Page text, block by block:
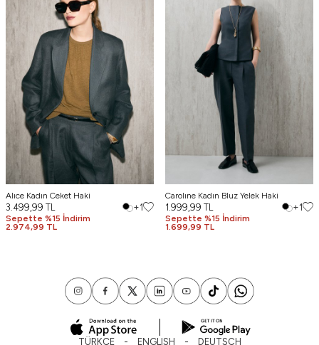
Alıce Kadın Ceket Haki
3.499,99 TL
Sepette %15 İndirim
2.974,99 TL
+1
Carolıne Kadın Bluz Yelek Haki
1.999,99 TL
Sepette %15 İndirim
1.699,99 TL
+1
TÜRKÇE ENGLISH DEUTSCH